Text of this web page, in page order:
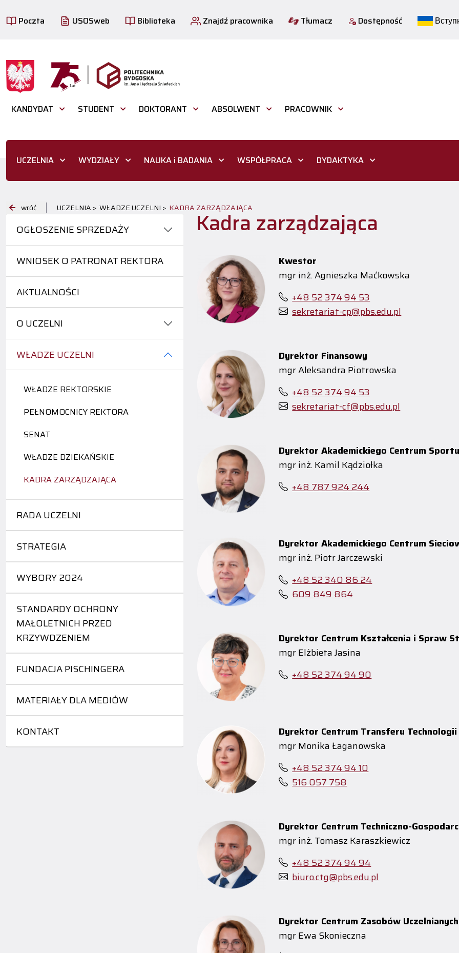
Poczta USOSweb Biblioteka Znajdź pracownika Tłumacz Dostępność
KANDYDAT STUDENT DOKTORANT ABSOLWENT PRACOWNIK
UCZELNIA WYDZIAŁY NAUKA i BADANIA WSPÓŁPRACA DYDAKTYKA
wróć UCZELNIA > WŁADZE UCZELNI > KADRA ZARZĄDZAJĄCA
OGŁOSZENIE SPRZEDAŻY
WNIOSEK O PATRONAT REKTORA
AKTUALNOŚCI
O UCZELNI
WŁADZE UCZELNI
WŁADZE REKTORSKIE
PEŁNOMOCNICY REKTORA
SENAT
WŁADZE DZIEKAŃSKIE
KADRA ZARZĄDZAJĄCA
RADA UCZELNI
STRATEGIA
WYBORY 2024
STANDARDY OCHRONY
MAŁOLETNICH PRZED
KRZYWDZENIEM
FUNDACJA PISCHINGERA
MATERIAŁY DLA MEDIÓW
KONTAKT
Kadra zarządzająca
Kwestor
mgr inż. Agnieszka Maćkowska
+48 52 374 94 53
sekretariat-cp@pbs.edu.pl
Dyrektor Finansowy
mgr Aleksandra Piotrowska
+48 52 374 94 53
sekretariat-cf@pbs.edu.pl
Dyrektor Akademickiego Centrum Sportu
mgr inż. Kamil Kądziołka
+48 787 924 244
Dyrektor Akademickiego Centrum
mgr inż. Piotr Jarczewski
+48 52 340 86 24
609 849 864
Dyrektor Centrum Kształcenia i Spraw
mgr Elżbieta Jasina
+48 52 374 94 90
Dyrektor Centrum Transferu Technologii
mgr Monika Łaganowska
+48 52 374 94 10
516 057 758
Dyrektor Centrum Techniczno-
mgr inż. Tomasz Karaszkiewicz
+48 52 374 94 94
biuro.ctg@pbs.edu.pl
Dyrektor Centrum Zasobów Uczelnianych
mgr Ewa Skonieczna